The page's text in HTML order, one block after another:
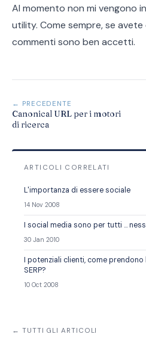
Al momento non mi vengono
utility. Come sempre, se
commenti sono ben accetti.
← PRECEDENTE
Canonical URL per i motori
di ricerca
ARTICOLI CORRELATI
L'importanza di essere sociale
14 Nov 2008
I social media sono per tutti ...
30 Jan 2010
I potenziali clienti, come
SERP?
10 Oct 2008
← TUTTI GLI ARTICOLI